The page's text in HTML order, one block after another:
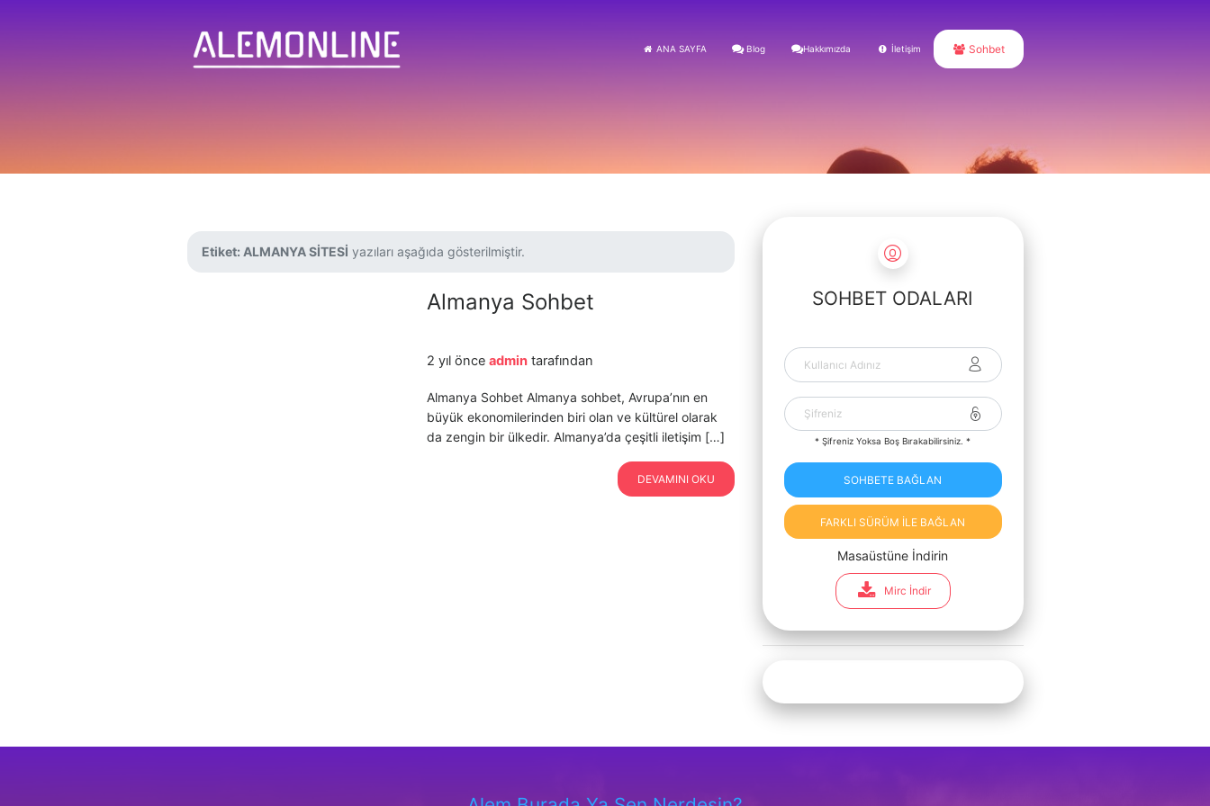
ANA SAYFA Blog Hakkımızda İletişim Sohbet
Etiket: ALMANYA SİTESİ yazıları aşağıda gösterilmiştir.
Almanya Sohbet
2 yıl önce admintarafından
Almanya Sohbet Almanya sohbet, Avrupa’nın en
büyük ekonomilerinden biri olan ve kültürel olarak
da zengin bir ülkedir. Almanya’da çeşitli iletişim […]
DEVAMINI OKU
SOHBET ODALARI
* Şifreniz Yoksa Boş Bırakabilirsiniz. *
SOHBETE BAĞLAN
FARKLI SÜRÜM İLE BAĞLAN
Masaüstüne İndirin
Mirc İndir